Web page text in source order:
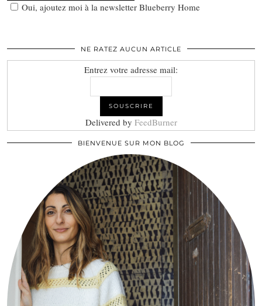
Oui, ajoutez moi à la newsletter Blueberry Home
NE RATEZ AUCUN ARTICLE
Entrez votre adresse mail:
Delivered by FeedBurner
BIENVENUE SUR MON BLOG